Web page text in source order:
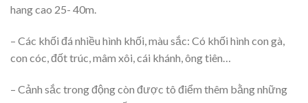
hang cao 25- 40m.
– Các khối đá nhiều hình khối, màu sắc: Có khối hình con gà,
con cóc, đốt trúc, mâm xôi, cái khánh, ông tiên…
– Cảnh sắc trong động còn được tô điểm thêm bằng những